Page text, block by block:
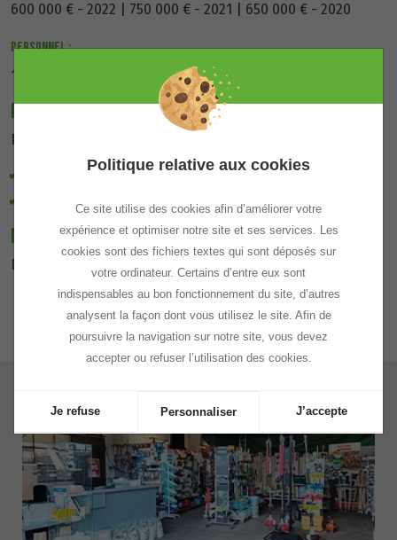
600 000 € - 2022 | 750 000 € - 2021 | 650 000 € - 2020
Personnel :
1 salarié
Prix de vente :
Prix du fonds de commerce 80 000 € incluant :
1 élévateur
1 fourgon
Motif de la vente :
Départ en retraite.
Politique relative aux cookies
Ce site utilise des cookies afin d’améliorer votre
expérience et optimiser notre site et ses services. Les
cookies sont des fichiers textes qui sont déposés sur
votre ordinateur. Certains d’entre eux sont
indispensables au bon fonctionnement du site, d’autres
analysent la façon dont vous utilisez le site. Afin de
poursuivre la navigation sur notre site, vous devez
accepter ou refuser l’utilisation des cookies.
Je refuse Personnaliser J’accepte